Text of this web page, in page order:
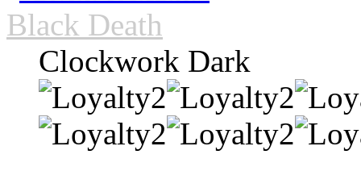
Black Death
Clockwork Dark